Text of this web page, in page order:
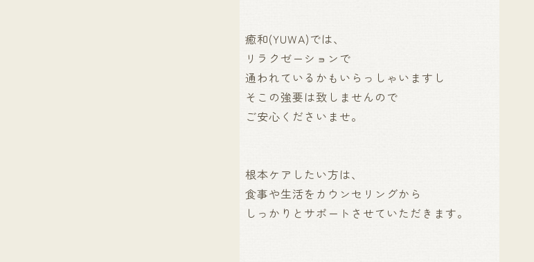
癒和(YUWA)では、
リラクゼーションで
通われているかもいらっしゃいますし
そこの強要は致しませんので
ご安心くださいませ。
根本ケアしたい方は、
食事や生活をカウンセリングから
しっかりとサポートさせていただきます。